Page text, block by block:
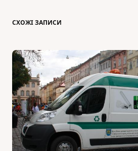
СХОЖІ ЗАПИСИ